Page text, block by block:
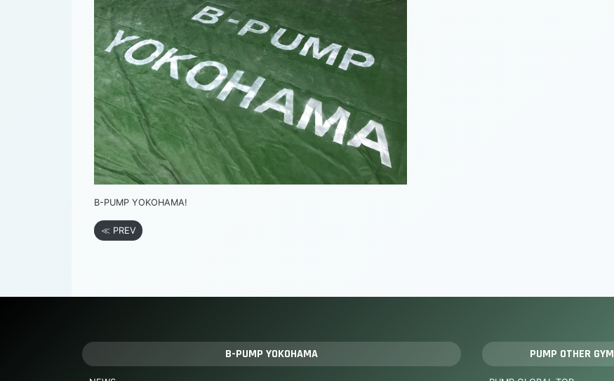
B-PUMP YOKOHAMA!
≪ PREV
B-PUMP YOKOHAMA PUMP OTHER GYM